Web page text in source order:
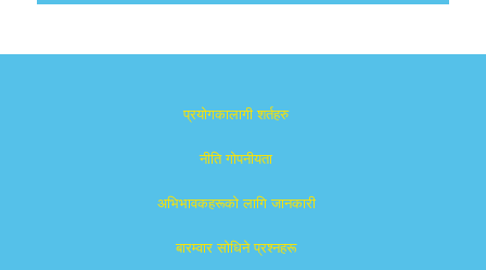
प्रयोगकालागी शर्तहरु
नीति गोपनीयता
अभिभावकहरूको लागि जानकारी
बारम्वार साेधिने प्रश्नहरू